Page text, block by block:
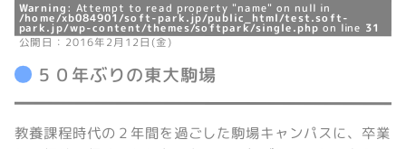
Warning: Attempt to read property "name" on null in
/home/xb084901/soft-park.jp/public_html/test.soft-
park.jp/wp-content/themes/softpark/single.php on line 31
公開日：2016年2月12日(金)
５０年ぶりの東大駒場
教養課程時代の２年間を過ごした駒場キャンパスに、卒業